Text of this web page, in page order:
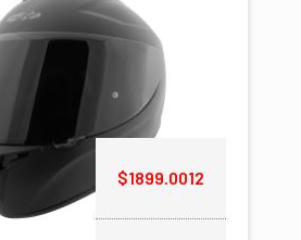
8.00 Am - 9.00 Pm
+880 046 292 02
Open in maps
$1899.0012